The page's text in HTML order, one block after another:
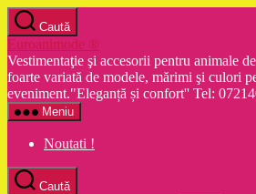
Sari
la
conținut
Caută
Euroanimode ®
Vestimentaţie şi accesorii pentru animale
foarte variată de modele, mărimi şi culori
eveniment."Eleganță și confort'' Tel:
Meniu
Noutati !
Caută